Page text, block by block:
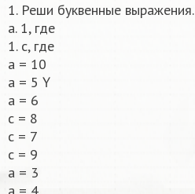
1. Реши буквенные выражения.
a. 1, где
1. с, где
a = 10
a = 5 Ү
a = 6
с = 8
с = 7
с = 9
a = 3